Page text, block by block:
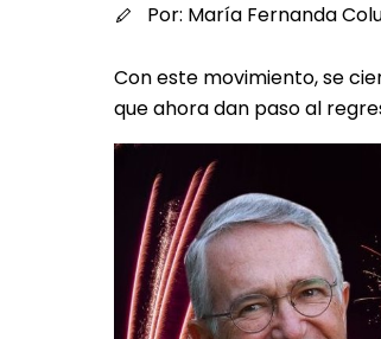
Por: María Fernanda
Con este movimiento, se
que ahora dan paso al